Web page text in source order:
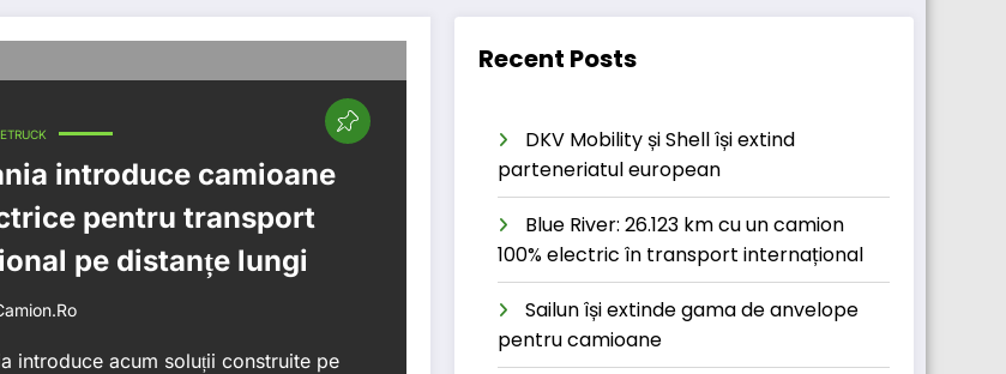
ETRUCK
introduce camioane
pentru transport
pe distanțe lungi
introduce acum soluții construite pe
Recent Posts
DKV Mobility și Shell își extind
parteneriatul european
Blue River: 26.123 km cu un camion
100% electric în transport internațional
Sailun își extinde gama de anvelope
pentru camioane